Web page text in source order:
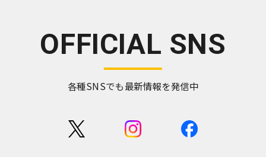
OFFICIAL SNS
各種SNSでも最新情報を発信中